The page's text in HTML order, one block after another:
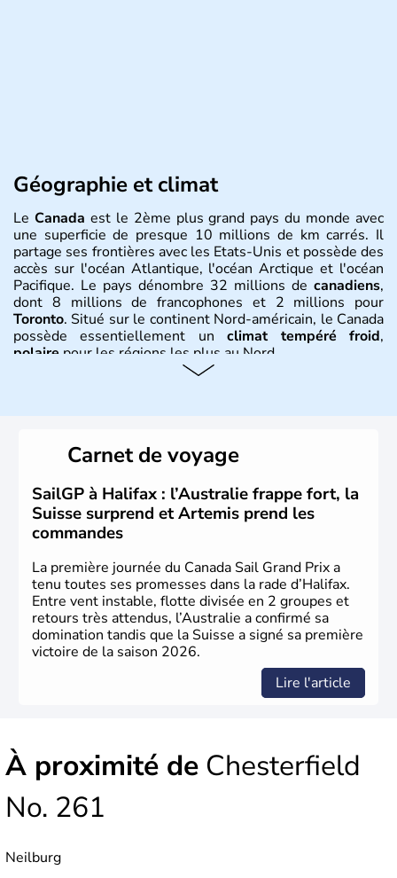
Géographie et climat
Le Canada est le 2ème plus grand pays du monde avec
une superficie de presque 10 millions de km carrés. Il
partage ses frontières avec les Etats-Unis et possède des
accès sur l'océan Atlantique, l'océan Arctique et l'océan
Pacifique. Le pays dénombre 32 millions de canadiens,
dont 8 millions de francophones et 2 millions pour
Toronto. Situé sur le continent Nord-américain, le Canada
possède essentiellement unclimat tempéré froid,
polaire pour les régions les plus au Nord.
territoire de la ville de Québec, le Canada passe ensuite
sous le contrôle des Britanniques. L'indépendance du
pays a été obtenue au cours d'un long processus qui s'est
étalé de 1867 à 1982. Le peuple autochtone des Inuits,
aujourd'hui appelé Eskimos, n'est découvert qu'au début
du XXème siècle lors d'une expédition dans le Grand
Nord.
Carnet de voyage
SailGP à Halifax : l’Australie frappe fort, la
Suisse surprend et Artemis prend les
commandes
La première journée du Canada Sail Grand Prix a
tenu toutes ses promesses dans la rade d’Halifax.
Entre vent instable, flotte divisée en 2 groupes et
retours très attendus, l’Australie a confirmé sa
domination tandis que la Suisse a signé sa première
victoire de la saison 2026.
Lire l'article
À proximité de Chesterfield
No. 261
Neilburg